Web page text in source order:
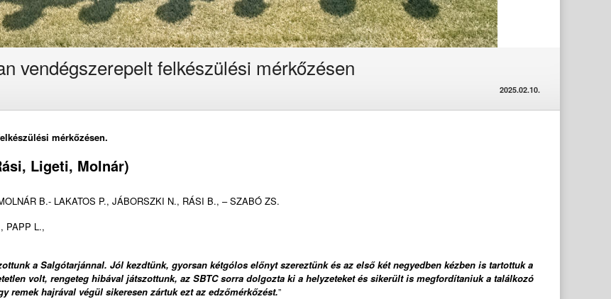
vendégszerepelt felkészülési mérkőzésen
2025.02.10.
mérkőzésen.
Ligeti, Molnár)
B.- LAKATOS P., JÁBORSZKI N., RÁSI B., – SZABÓ ZS.
PAPP L.,
a Salgótarjánnal. Jól kezdtünk, gyorsan kétgólos előnyt szereztünk és az első két negyedben kézben is tartottuk a
volt, rengeteg hibával játszottunk, az SBTC sorra dolgozta ki a helyzeteket és sikerült is megfordítaniuk a találkozó
remek hajrával végül sikeresen zártuk ezt az edzőmérkőzést.”